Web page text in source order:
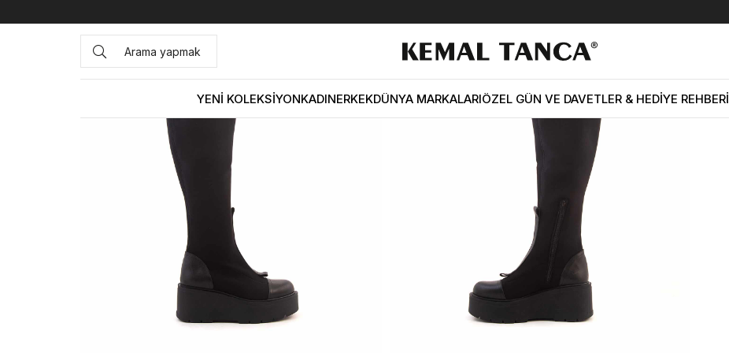
YENİ KOLEKSİYONKADINERKEKDÜNYA MARKALARIÖZEL GÜN VE DAVETLER & HEDİYE REHBERİ
Anasayfa KADIN BOT&ÇİZME Günlük Çizme Kemal Tanca Kadın Hakiki Deri Poli Taban Siyah Günlük Çizme